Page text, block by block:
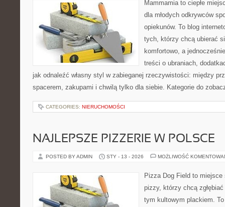
Mammamia to ciepłe
dla młodych odkrywców
opiekunów. To blog
tych, którzy chcą ubierać
komfortowo, a
treści o ubraniach,
jak odnaleźć własny styl w zabieganej rzeczywistości: między
spacerem, zakupami i chwilą tylko dla siebie. Kategorie do
CATEGORIES: NIERUCHOMOŚCI
NAJLEPSZE PIZZERIE W POLSCE
POSTED BY ADMIN STY - 13 - 2026 MOŻLIWOŚĆ
Pizza Dog Field to
pizzy, którzy chcą
tym kultowym plackiem.